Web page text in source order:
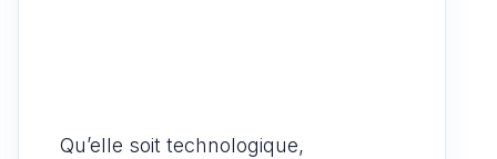
Qu’elle soit technologique,